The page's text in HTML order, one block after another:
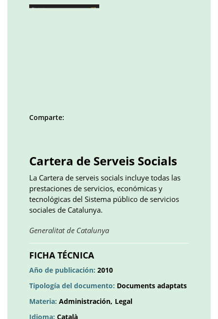
Comparte:
Cartera de Serveis Socials
La Cartera de serveis socials incluye todas las
prestaciones de servicios, económicas y
tecnológicas del Sistema público de servicios
sociales de Catalunya.
Generalitat de CatalunyaObre
nova
FICHA TÉCNICA
Año de publicación: 2010
Tipología del documento: Documents adaptats
Materia: Administración Legal
Idioma: Català